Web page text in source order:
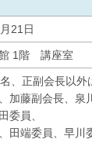
21日
館 1階 講座室
、正副会長以外
加藤副会長、泉
委員、
田端委員、早川